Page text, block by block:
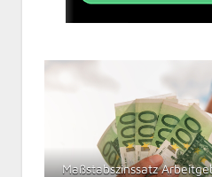
Maßstabszinssatz